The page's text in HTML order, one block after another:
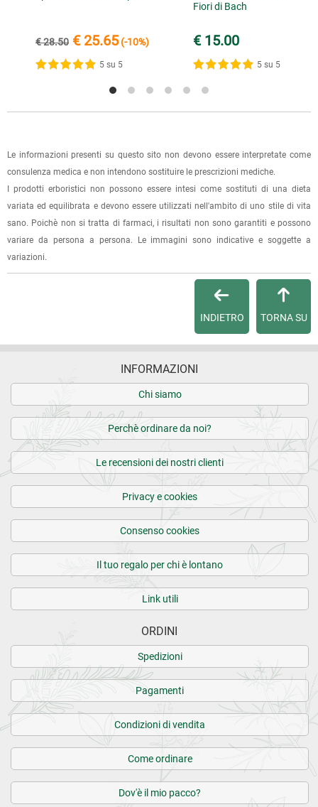
1 recensione verificata daeKomi
spese di spedizione e sarai avvisato con una e-mail quando
l'ordine sarà pronto per il ritiro.
La spedizione è accompagnata da un riepilogo d'ordine,
Dalla tuaArea Clientepotrai verificare lo stato di lavorazione
dell'ordine e lo stato della spedizione.
Per qualsiasi informazione, contattaci viae-mail.
Per maggiori dettagli, vedi le
€ 28.50 € 25.65(-10%)
5 su 5
Fiori di Bach
€ 15.00
5 su 5
Le informazioni presenti su questo sito non devono essere interpretate come
consulenza medica e non intendono sostituire le prescrizioni mediche.
I prodotti erboristici non possono essere intesi come sostituti di una dieta
variata ed equilibrata e devono essere utilizzati nell'ambito di uno stile di vita
sano. Poichè non si tratta di farmaci, i risultati non sono garantiti e possono
variare da persona a persona. Le immagini sono indicative e soggette a
variazioni.
TORNA SU
INDIETRO
INFORMAZIONI
Chi siamo
Perchè ordinare da noi?
Le recensioni dei nostri clienti
Privacy e cookies
Consenso cookies
Il tuo regalo per chi è lontano
Link utili
ORDINI
Spedizioni
Pagamenti
Condizioni di vendita
Come ordinare
Dov'è il mio pacco?